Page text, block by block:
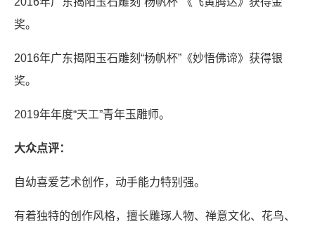
奖。
2016年广东揭阳玉石雕刻“杨帆杯”《妙悟佛谛》获得银
奖。
2019年年度“天工”青年玉雕师。
大众点评：
自幼喜爱艺术创作，动手能力特别强。
有着独特的创作风格，擅长雕琢人物、禅意文化、花鸟、